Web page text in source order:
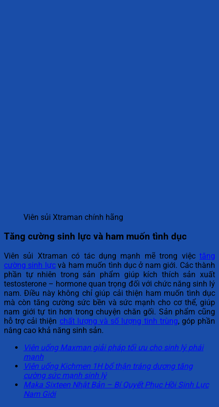
Viên sủi Xtraman chính hãng
Tăng cường sinh lực và ham muốn tình dục
Viên sủi Xtraman có tác dụng mạnh mẽ trong việc tăng
cường sinh lựcvà ham muốn tình dục ở nam giới. Các thành
phần tự nhiên trong sản phẩm giúp kích thích sản xuất
testosterone – hormone quan trọng đối với chức năng sinh lý
nam. Điều này không chỉ giúp cải thiện ham muốn tình dục
mà còn tăng cường sức bền và sức mạnh cho cơ thể, giúp
nam giới tự tin hơn trong chuyện chăn gối. Sản phẩm cũng
hỗ trợ cải thiện chất lượng và số lượng tinh trùng, góp phần
nâng cao khả năng sinh sản.
Viên uống Maxman giải pháp tối ưu cho sinh lý phái
mạnh
Viên uống Kichmen 1H bổ thận tráng dương tăng
cường sức mạnh sinh lý
Maka Sixteen Nhật Bản – Bí Quyết Phục Hồi Sinh Lực
Nam Giới